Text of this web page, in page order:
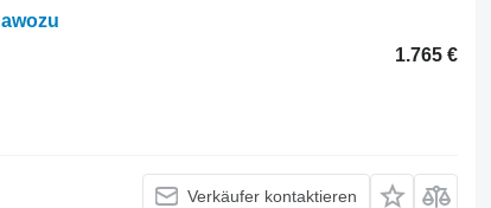
1.765 €
Verkäufer kontaktieren